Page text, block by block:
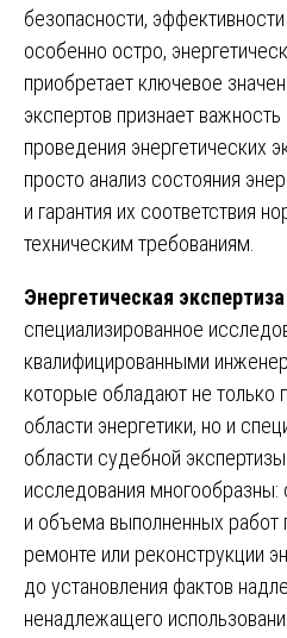
безопасности,
особенно остро,
приобретает ключевое
экспертов признает важность
проведения энергетических
просто анализ состояния
и гарантия их соответствия
техническим требованиям.
Энергетическая экспертиза
специализированное
квалифицированными
которые обладают не только
области энергетики, но и
области судебной
исследования многообразны:
и объема выполненных работ
ремонте или реконструкции
до установления фактов
ненадлежащего